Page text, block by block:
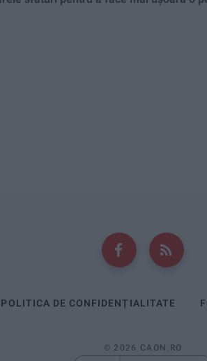
POLITICA DE CONFIDENȚIALITATE
© 2026 CAON.RO